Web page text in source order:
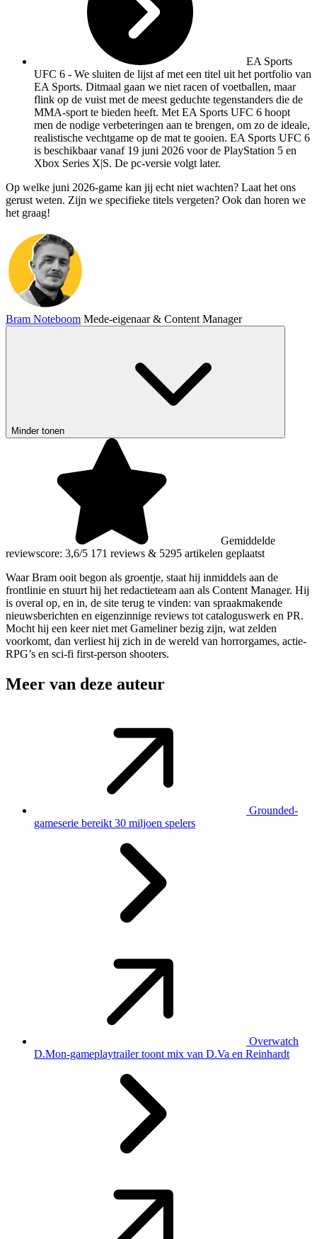
EA Sports
UFC 6 - We sluiten de lijst af met een titel uit het portfolio van
EA Sports. Ditmaal gaan we niet racen of voetballen, maar
flink op de vuist met de meest geduchte tegenstanders die de
MMA-sport te bieden heeft. Met EA Sports UFC 6 hoopt
men de nodige verbeteringen aan te brengen, om zo de ideale,
realistische vechtgame op de mat te gooien. EA Sports UFC 6
is beschikbaar vanaf 19 juni 2026 voor de PlayStation 5 en
Xbox Series X|S. De pc-versie volgt later.
Op welke juni 2026-game kan jij echt niet wachten? Laat het ons
gerust weten. Zijn we specifieke titels vergeten? Ook dan horen we
het graag!
Bram Noteboom Mede-eigenaar & Content Manager
Minder tonen
Gemiddelde
reviewscore: 3,6/5 171 reviews & 5295 artikelen geplaatst
Waar Bram ooit begon als groentje, staat hij inmiddels aan de
frontlinie en stuurt hij het redactieteam aan als Content Manager. Hij
is overal op, en in, de site terug te vinden: van spraakmakende
nieuwsberichten en eigenzinnige reviews tot cataloguswerk en PR.
Mocht hij een keer niet met Gameliner bezig zijn, wat zelden
voorkomt, dan verliest hij zich in de wereld van horrorgames, actie-
RPG’s en sci-fi first-person shooters.
Meer van deze auteur
Grounded-
gameserie bereikt 30 miljoen spelers
Overwatch
D.Mon-gameplaytrailer toont mix van D.Va en Reinhardt